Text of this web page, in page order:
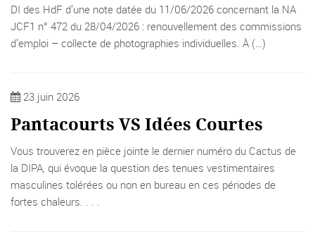
DI des HdF d’une note datée du 11/06/2026 concernant la NA
JCF1 n° 472 du 28/04/2026 : renouvellement des commissions
d’emploi – collecte de photographies individuelles. À (…)
23 juin 2026
Pantacourts VS Idées Courtes
Vous trouverez en pièce jointe le dernier numéro du Cactus de
la DIPA, qui évoque la question des tenues vestimentaires
masculines tolérées ou non en bureau en ces périodes de
fortes chaleurs. . . .